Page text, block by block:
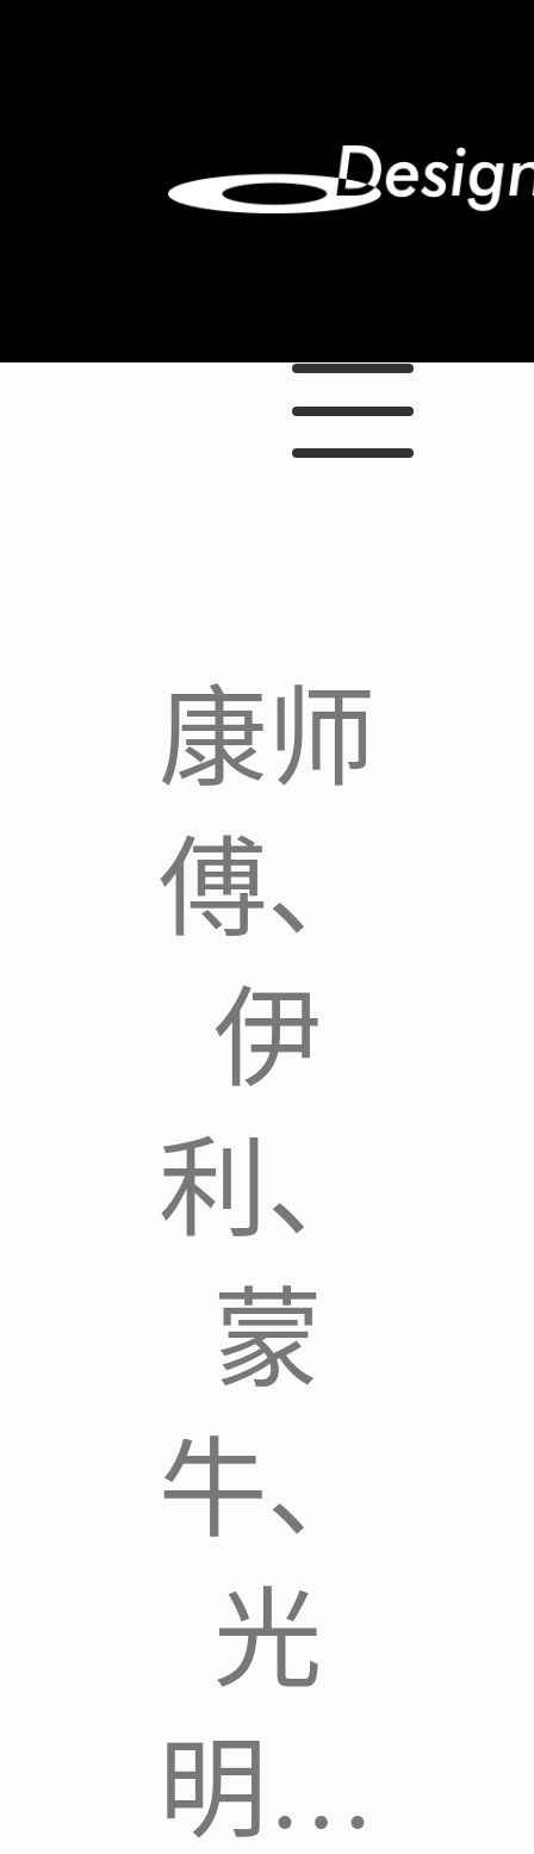
康师
傅、
伊
利、
蒙
牛、
光
明…